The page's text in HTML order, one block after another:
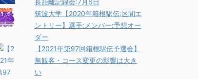
長距離記録会:7月6日
筑波大学【2020年箱根駅伝:区間エ
ントリー】選手:メンバー:予想オー
ダー
【2021年第97回箱根駅伝予選会】
無観客・コース変更の影響は大き
い